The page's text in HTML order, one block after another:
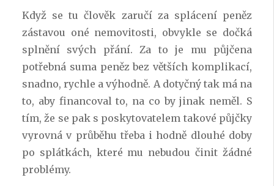
Když se tu člověk zaručí za splácení peněz
zástavou oné nemovitosti, obvykle se dočká
splnění svých přání. Za to je mu půjčena
potřebná suma peněz bez větších komplikací,
snadno, rychle a výhodně. A dotyčný tak má na
to, aby financoval to, na co by jinak neměl. S
tím, že se pak s poskytovatelem takové půjčky
vyrovná v průběhu třeba i hodně dlouhé doby
po splátkách, které mu nebudou činit žádné
problémy.